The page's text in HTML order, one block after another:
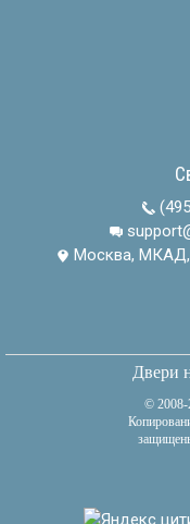
Москва, МКАД,
Двери
© 2008-